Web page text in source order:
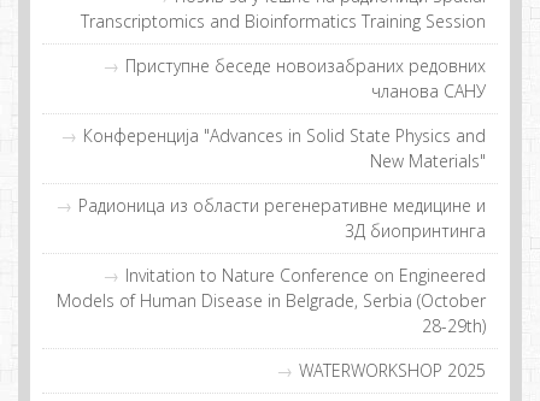
Transcriptomics and Bioinformatics Training Session
Приступне беседе новоизабраних редовних
чланова САНУ
Конференција "Advances in Solid State Physics and
New Materials"
Рaдиoницa из oблaсти рeгeнeрaтивнe мeдицинe и
3Д биoпринтингa
Invitation to Nature Conference on Engineered
Models of Human Disease in Belgrade, Serbia (October
28-29th)
WATERWORKSHOP 2025